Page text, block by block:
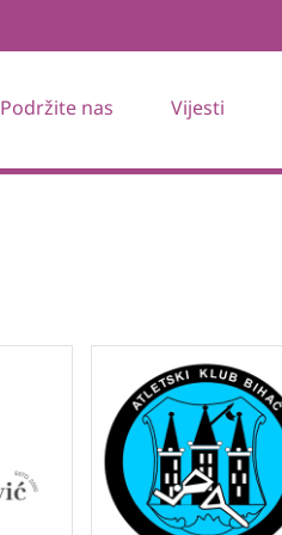
Podržite nas Vijesti